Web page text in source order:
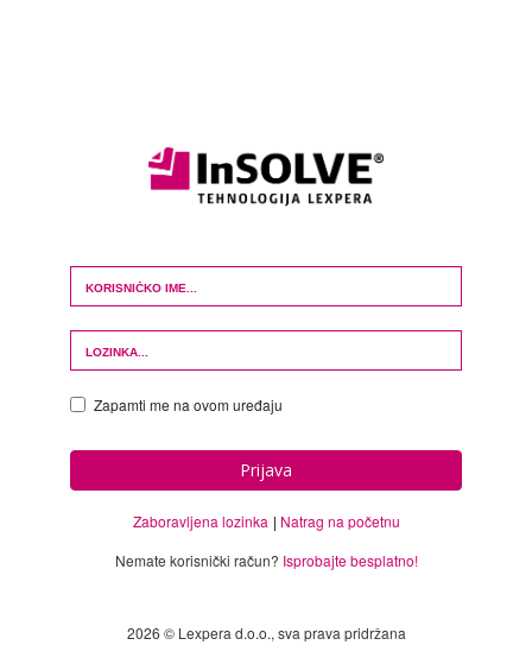
Login Form
Zapamti me na ovom uređaju
Prijava
Zaboravljena lozinka
Natrag na početnu
Nemate korisnički račun? Isprobajte besplatno!
2026 © Lexpera d.o.o., sva prava pridržana